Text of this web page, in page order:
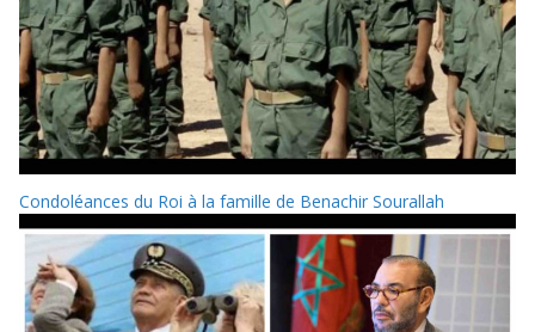
Condoléances du Roi à la famille de Benachir Sourallah